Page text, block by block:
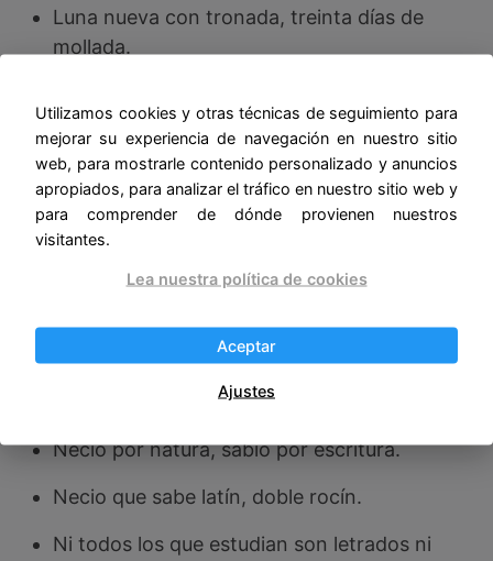
Luna nueva con tronada, treinta días de
mollada.
apenas amanece y ya se ha puesto el sol.
Mucha ciencia es locura, si buen seso no la
cura.
Muchas cabezas de animales se cobijan con
bonetes doctorales.
Muchas velitas chicas hacen un cirio pascual.
sabiduría y se estancan en la pedantería.
Necio por natura, sabio por escritura.
Necio que sabe latín, doble rocín.
Ni todos los que estudian son letrados ni
Utilizamos cookies y otras técnicas de seguimiento para
mejorar su experiencia de navegación en nuestro sitio
web, para mostrarle contenido personalizado y anuncios
apropiados, para analizar el tráfico en nuestro sitio web y
para comprender de dónde provienen nuestros
visitantes.
Lea nuestra política de cookies
Aceptar
Ajustes